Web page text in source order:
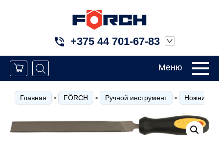
+375 44 701-67-83
Меню
Главная > FÖRCH > Ручной инструмент > Ножницы